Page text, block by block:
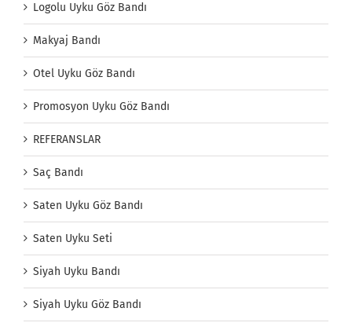
Logolu Uyku Göz Bandı
Makyaj Bandı
Otel Uyku Göz Bandı
Promosyon Uyku Göz Bandı
REFERANSLAR
Saç Bandı
Saten Uyku Göz Bandı
Saten Uyku Seti
Siyah Uyku Bandı
Siyah Uyku Göz Bandı